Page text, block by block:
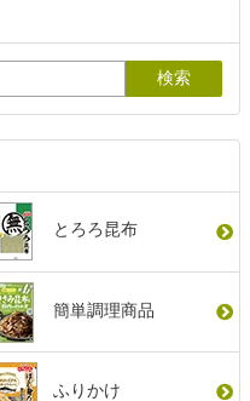
とろろ昆布
簡単調理商品
ふりかけ